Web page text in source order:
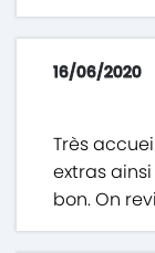
16/06/2020
Très
extras
bon. On